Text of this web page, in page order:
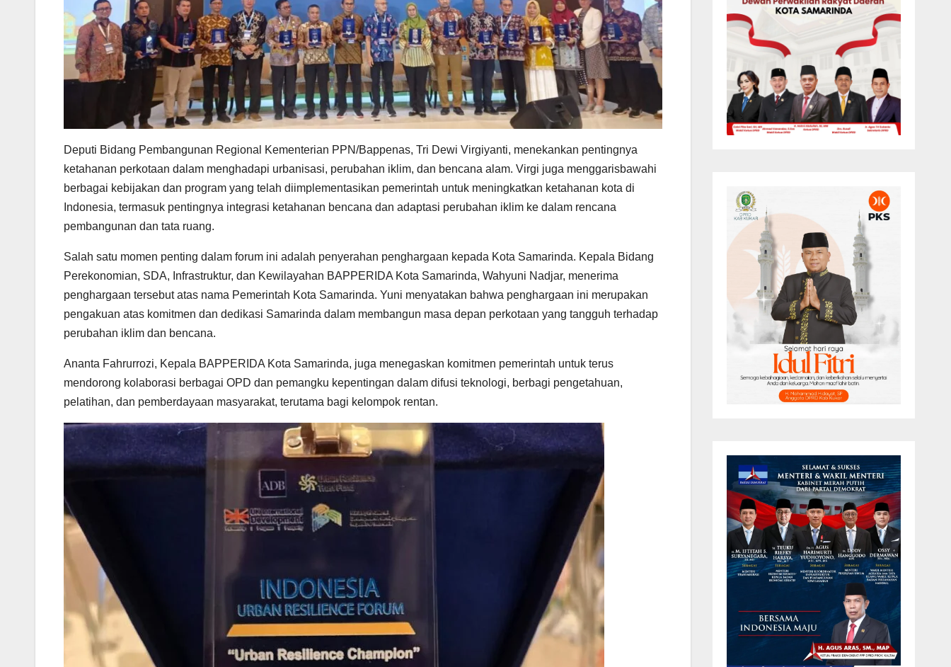
Deputi Bidang Pembangunan Regional Kementerian PPN/Bappenas, Tri Dewi Virgiyanti, menekankan pentingnya
ketahanan perkotaan dalam menghadapi urbanisasi, perubahan iklim, dan bencana alam. Virgi juga menggarisbawahi
berbagai kebijakan dan program yang telah diimplementasikan pemerintah untuk meningkatkan ketahanan kota di
Indonesia, termasuk pentingnya integrasi ketahanan bencana dan adaptasi perubahan iklim ke dalam rencana
pembangunan dan tata ruang.
Salah satu momen penting dalam forum ini adalah penyerahan penghargaan kepada Kota Samarinda. Kepala Bidang
Perekonomian, SDA, Infrastruktur, dan Kewilayahan BAPPERIDA Kota Samarinda, Wahyuni Nadjar, menerima
penghargaan tersebut atas nama Pemerintah Kota Samarinda. Yuni menyatakan bahwa penghargaan ini merupakan
pengakuan atas komitmen dan dedikasi Samarinda dalam membangun masa depan perkotaan yang tangguh terhadap
perubahan iklim dan bencana.
Ananta Fahrurrozi, Kepala BAPPERIDA Kota Samarinda, juga menegaskan komitmen pemerintah untuk terus
mendorong kolaborasi berbagai OPD dan pemangku kepentingan dalam difusi teknologi, berbagi pengetahuan,
pelatihan, dan pemberdayaan masyarakat, terutama bagi kelompok rentan.